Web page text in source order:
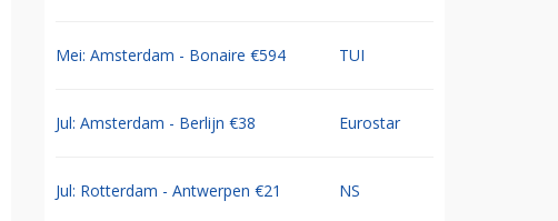
Mei: Amsterdam - Bonaire €594 TUI
Jul: Amsterdam - Berlijn €38 Eurostar
Jul: Rotterdam - Antwerpen €21 NS